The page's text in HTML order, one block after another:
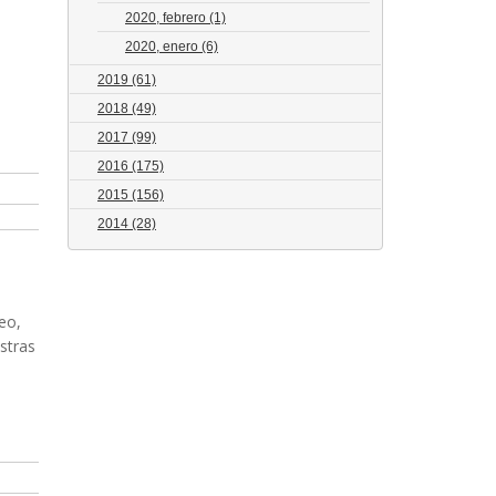
2020, febrero (1)
2020, enero (6)
2019 (61)
2018 (49)
2017 (99)
2016 (175)
2015 (156)
2014 (28)